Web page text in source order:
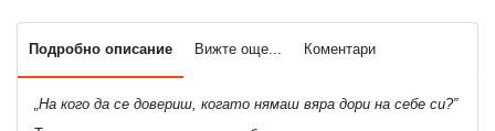
Подробно описание Вижте още... Коментари
„На кого да се довериш, когато нямаш вяра дори на себе си?”